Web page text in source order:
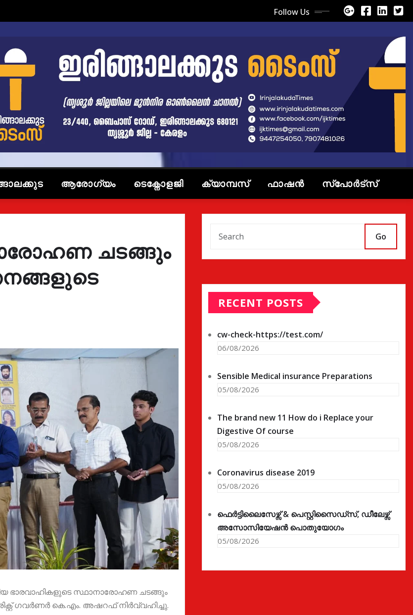
Follow Us
ആരോഗ്യം ടെക്നോളജി ക്യാമ്പസ് ഫാഷൻ സ്പോർട്സ്
ചടങ്ങും
ഭാരവാഹികളുടെ സ്ഥാനാരോഹണ ചടങ്ങും
ഗവർണർ കെ.എം. അഷറഫ് നിർവ്വഹിച്ചു.
Go
RECENT POSTS
cw-check-https://test.com/
06/08/2026
Sensible Medical insurance Preparations
05/08/2026
The brand new 11 How do i Replace your
Digestive Of course
05/08/2026
Coronavirus disease 2019
05/08/2026
ഫെർട്ടിലൈസേഴ്സ് & പെസ്റ്റിസൈഡ്സ്, ഡീലേഴ്സ്
അസോസിയേഷൻ പൊതുയോഗം
05/08/2026